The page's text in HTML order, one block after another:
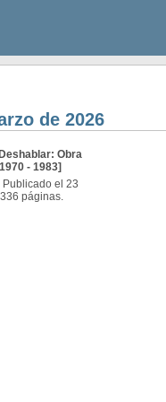
de 2026
Obra
- 1983]
Publicado el 23
páginas.